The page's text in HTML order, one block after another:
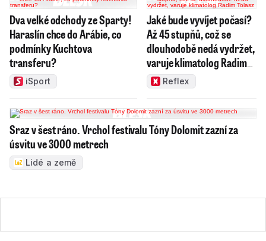
Dva velké odchody ze Sparty!
Haraslín chce do Arábie, co
podmínky Kuchtova
transferu?
iSport
Jaké bude vyvíjet počasí?
Až 45 stupňů, což se
dlouhodobě nedá vydržet,
varuje klimatolog Radim
TolaszReflex
Sraz v šest ráno. Vrchol festivalu Tóny Dolomit zazní za
úsvitu ve 3000 metrech
Lidé a země